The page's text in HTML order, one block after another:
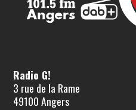
Radio G!
3 rue de la Rame
49100 Angers